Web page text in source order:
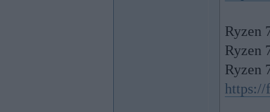
Ryzen
Ryzen
Ryzen